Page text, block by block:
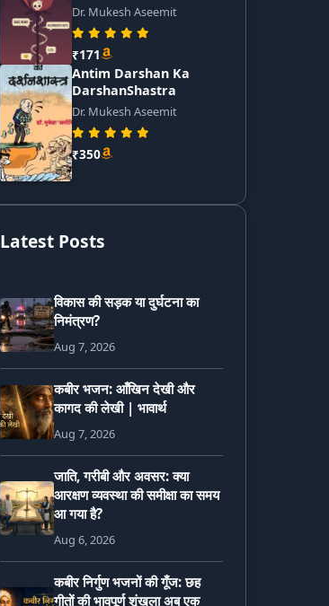
Dr. Mukesh Aseemit
₹171
Antim Darshan Ka
DarshanShastra
Dr. Mukesh Aseemit
₹350
Latest Posts
विकास की सड़क या दुर्घटना का
निमंत्रण?
Aug 7, 2026
कबीर भजन: आँखिन देखी और
कागद की लेखी | भावार्थ
Aug 7, 2026
जाति, गरीबी और अवसर: क्या
आरक्षण व्यवस्था की समीक्षा का समय
आ गया है?
Aug 6, 2026
कबीर निर्गुण भजनों की गूँज: छह
गीतों की भावपूर्ण शृंखला अब एक